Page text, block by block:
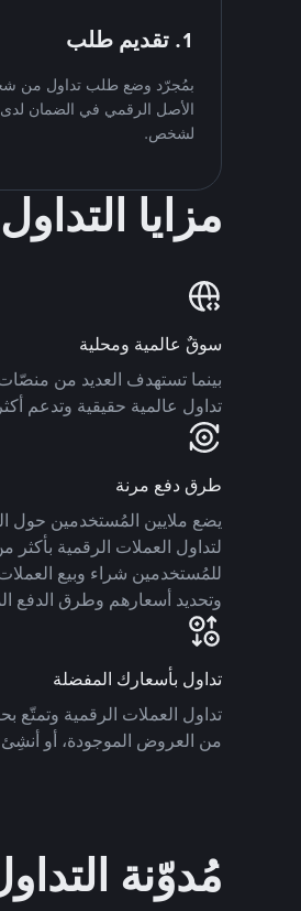
1. تقديم طلب
بمُجرّد وضع طلب تداول من
لشخص.
مزايا
سوقٌ عالمية ومحلية
تداول عالمية حقيقية وتدعم أكثر من 70
طرق دفع مرنة
للمُستخدمين شراء وبيع
وتحديد أسعارهم وطرق الدفع
تداول بأسعارك المفضلة
تداول العملات الرقمية وتمتّع
من العروض الموجودة، أو أنشِئ
مُدوّنة